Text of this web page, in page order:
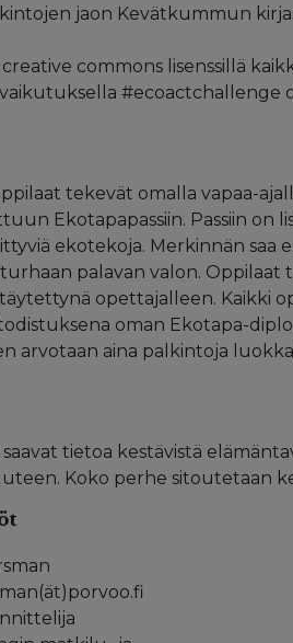
jaon Kevätkummun
commons lisenssillä
#ecoactchallenge
tekevät omalla vapaa-
Ekotapapassiin. Passiin on
ekotekoja. Merkinnän saa
palavan valon. Oppilaat
opettajalleen. Kaikki
oman Ekotapa-
arvotaan aina palkintoja
tietoa kestävistä
Koko perhe sitoutetaan